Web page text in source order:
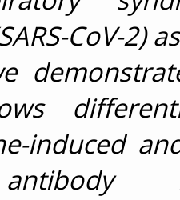
CoV-2)
induced